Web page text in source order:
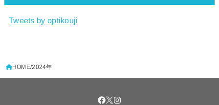
Tweets by optikouji
HOME 2024年